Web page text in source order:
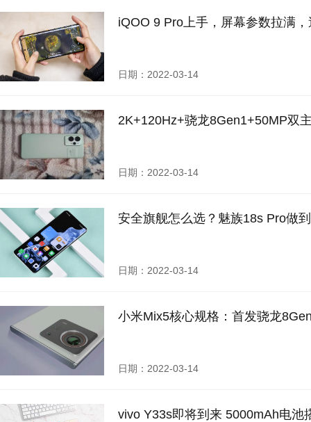
iQOO 9 Pro上手，屏幕参数拉满
日期：2022-03-14
2K+120Hz+骁龙8Gen1+50MP双
日期：2022-03-14
安全旗舰怎么选？魅族18s Pro做
日期：2022-03-14
小米Mix5核心规格：首发骁龙
日期：2022-03-14
vivo Y33s即将到来 5000mAh电池